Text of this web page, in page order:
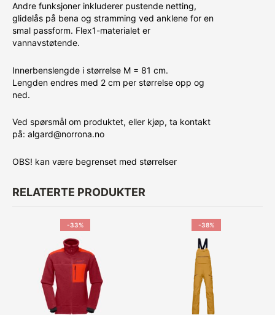
Andre funksjoner inkluderer pustende netting,
glidelås på bena og stramming ved anklene for en
smal passform. Flex1-materialet er
vannavstøtende.
Innerbenslengde i størrelse M = 81 cm.
Lengden endres med 2 cm per størrelse opp og
ned.
Ved spørsmål om produktet, eller kjøp, ta kontakt
på: algard@norrona.no
OBS! kan være begrenset med størrelser
RELATERTE PRODUKTER
-33% -38%